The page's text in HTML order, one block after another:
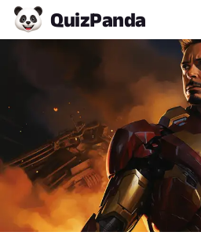
QuizPanda